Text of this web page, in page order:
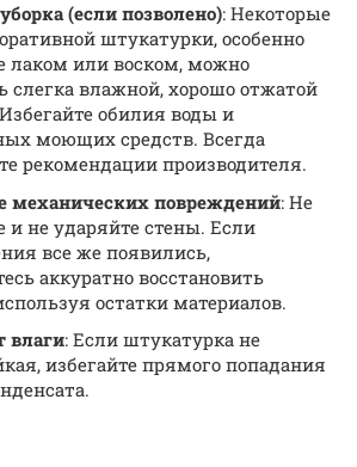
(если позволено): Некоторые
штукатурки, особенно
лаком или воском, можно
слегка влажной, хорошо отжатой
обилия воды и
моющих средств. Всегда
рекомендации производителя.
механических повреждений: Не
и не ударяйте стены. Если
все же появились,
аккуратно восстановить
остатки материалов.
влаги: Если штукатурка не
избегайте прямого попадания